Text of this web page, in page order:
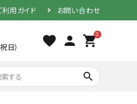
利用ガイド お問い合わせ
日） favorite person 0
shopping_cart
search